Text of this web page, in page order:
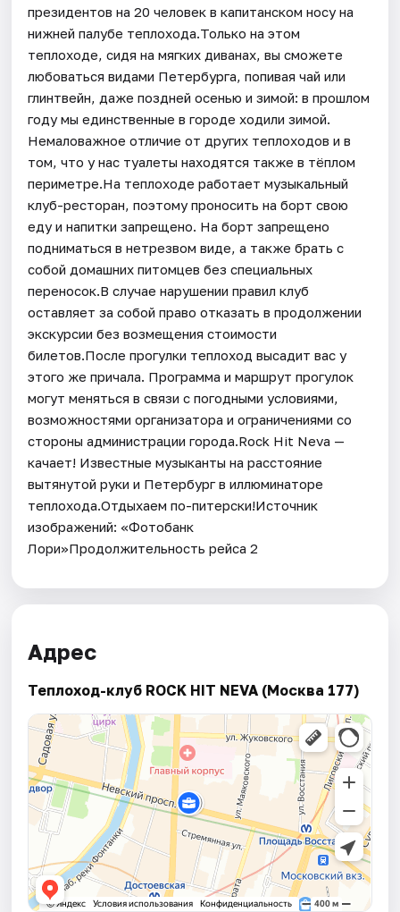
президентов на 20 человек в капитанском носу на
нижней палубе теплохода.Только на этом
теплоходе, сидя на мягких диванах, вы сможете
любоваться видами Петербурга, попивая чай или
глинтвейн, даже поздней осенью и зимой: в прошлом
году мы единственные в городе ходили зимой.
Немаловажное отличие от других теплоходов и в
том, что у нас туалеты находятся также в тёплом
периметре.На теплоходе работает музыкальный
клуб-ресторан, поэтому проносить на борт свою
еду и напитки запрещено. На борт запрещено
подниматься в нетрезвом виде, а также брать с
собой домашних питомцев без специальных
переносок.В случае нарушении правил клуб
оставляет за собой право отказать в продолжении
экскурсии без возмещения стоимости
билетов.После прогулки теплоход высадит вас у
этого же причала. Программа и маршрут прогулок
могут меняться в связи с погодными условиями,
возможностями организатора и ограничениями со
стороны администрации города.Rock Hit Neva —
качает! Известные музыканты на расстояние
вытянутой руки и Петербург в иллюминаторе
теплохода.Отдыхаем по-питерски!Источник
изображений: «Фотобанк
Лори»Продолжительность рейса 2
Адрес
Теплоход-клуб ROCK HIT NEVA (Москва 177)